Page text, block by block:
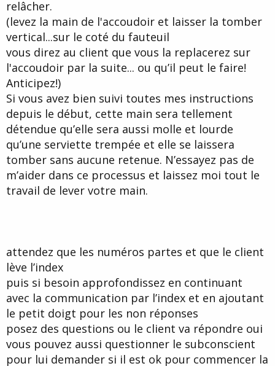
relâcher.
(levez la main de l'accoudoir et laisser la tomber
vertical...sur le coté du fauteuil
vous direz au client que vous la replacerez sur
l'accoudoir par la suite... ou qu’il peut le faire!
Anticipez!)
Si vous avez bien suivi toutes mes instructions
depuis le début, cette main sera tellement
détendue qu’elle sera aussi molle et lourde
qu’une serviette trempée et elle se laissera
tomber sans aucune retenue. N’essayez pas de
m’aider dans ce processus et laissez moi tout le
travail de lever votre main.
attendez que les numéros partes et que le client
lève l’index
puis si besoin approfondissez en continuant
avec la communication par l’index et en ajoutant
le petit doigt pour les non réponses
posez des questions ou le client va répondre oui
vous pouvez aussi questionner le subconscient
pour lui demander si il est ok pour commencer la